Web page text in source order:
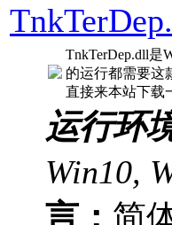
TnkTerDep.dll是
的运行都需要这
直接来本站下载
运行环
Win10,
言： 简